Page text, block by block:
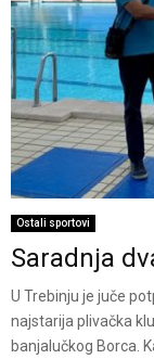
Ostali sportovi
Saradnja
U Trebinju je juče
najstarija plivačka
banjalučkog Borca.